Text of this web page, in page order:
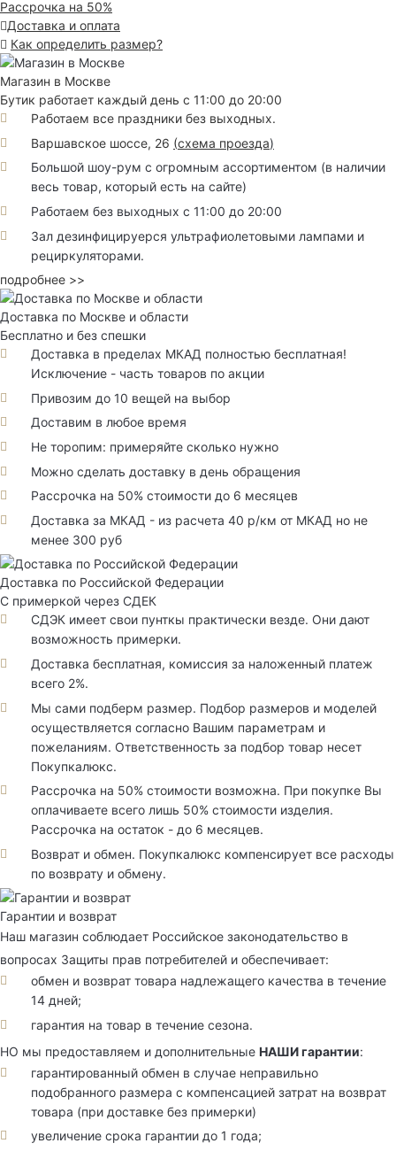
Рассрочка на 50%
Доставка и оплата
Как определить размер?
Магазин в Москве
Бутик работает каждый день с 11:00 до 20:00
Работаем все праздники без выходных.
Варшавское шоссе, 26 (схема проезда)
Большой шоу-рум с огромным ассортиментом (в наличии
весь товар, который есть на сайте)
Работаем без выходных с 11:00 до 20:00
Зал дезинфицируерся ультрафиолетовыми лампами и
рециркуляторами.
подробнее >>
Доставка по Москве и области
Бесплатно и без спешки
Доставка в пределах МКАД полностью бесплатная!
Исключение - часть товаров по акции
Привозим до 10 вещей на выбор
Доставим в любое время
Не торопим: примеряйте сколько нужно
Можно сделать доставку в день обращения
Рассрочка на 50% стоимости до 6 месяцев
Доставка за МКАД - из расчета 40 р/км от МКАД но не
менее 300 руб
Доставка по Российской Федерации
С примеркой через СДЕК
СДЭК имеет свои пунткы практически везде. Они дают
возможность примерки.
Доставка бесплатная, комиссия за наложенный платеж
всего 2%.
Мы сами подберм размер. Подбор размеров и моделей
осуществляется согласно Вашим параметрам и
пожеланиям. Ответственность за подбор товар несет
Покупкалюкс.
Рассрочка на 50% стоимости возможна. При покупке Вы
оплачиваете всего лишь 50% стоимости изделия.
Рассрочка на остаток - до 6 месяцев.
Возврат и обмен. Покупкалюкс компенсирует все расходы
по возврату и обмену.
Гарантии и возврат
Наш магазин соблюдает Российское законодательство в
вопросах Защиты прав потребителей и обеспечивает:
обмен и возврат товара надлежащего качества в течение
14 дней;
гарантия на товар в течение сезона.
НО мы предоставляем и дополнительные НАШИ гарантии:
гарантированный обмен в случае неправильно
подобранного размера с компенсацией затрат на возврат
товара (при доставке без примерки)
увеличение срока гарантии до 1 года;